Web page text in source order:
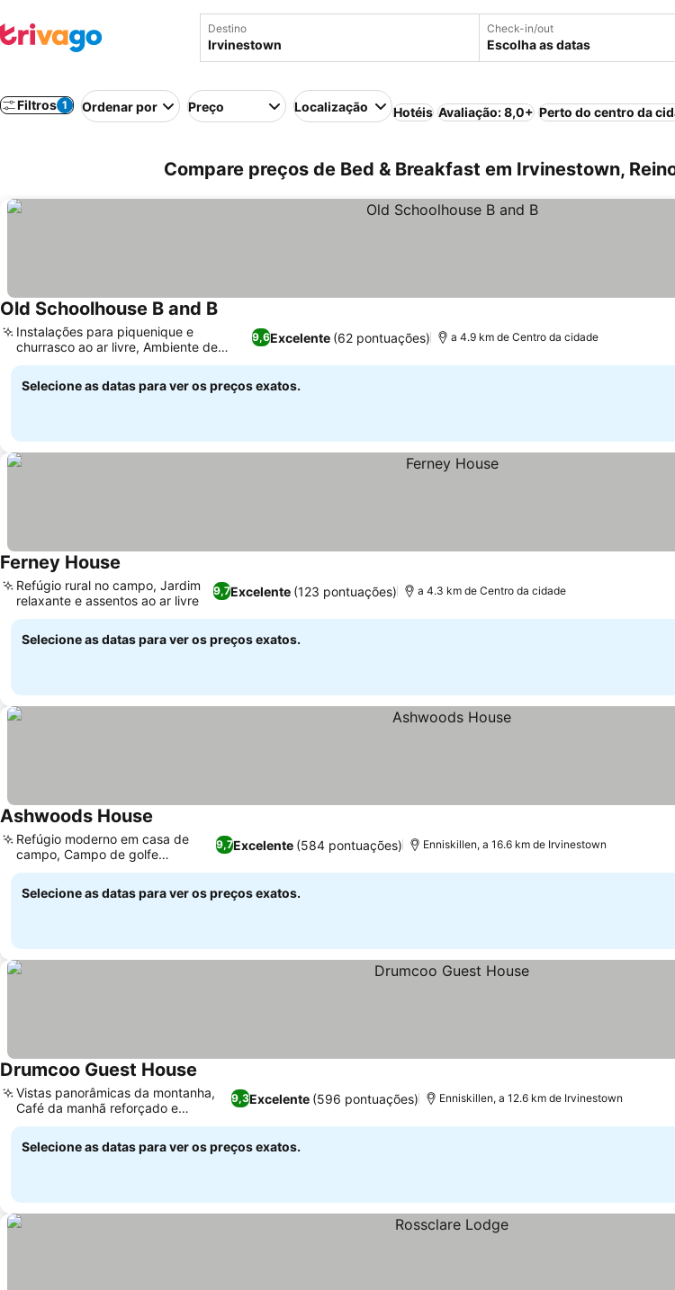
Destino Check-in/out
Escolha as datas
Filtros 1 Ordenar por Preço Localização Hotéis Avaliação: 8,0+ Perto do centro da
Compare preços de Bed & Breakfast em Irvinestown,
Old Schoolhouse B and B
9,6Excelente (62 pontuações)
Instalações para piquenique e
churrasco ao ar livre, Ambiente de
escola histórica
a 4.9 km de Centro da cidade
Selecione as datas para ver os preços exatos.
Ferney House
9,7Excelente (123 pontuações)
Refúgio rural no campo, Jardim
relaxante e assentos ao ar livre
a 4.3 km de Centro da cidade
Selecione as datas para ver os preços exatos.
Ashwoods House
9,7Excelente (584 pontuações)
Refúgio moderno em casa de
campo, Campo de golfe
adjacente
Enniskillen, a 16.6 km de Irvinestown
Selecione as datas para ver os preços exatos.
Drumcoo Guest House
9,3Excelente (596 pontuações)
Vistas panorâmicas da montanha,
Café da manhã reforçado e
completo
Enniskillen, a 12.6 km de Irvinestown
Selecione as datas para ver os preços exatos.